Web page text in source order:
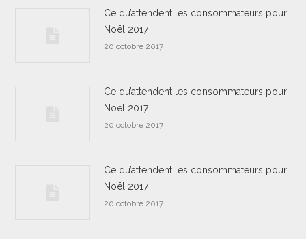
Ce qu’attendent les consommateurs pour
Noël 2017
20 octobre 2017
Ce qu’attendent les consommateurs pour
Noël 2017
20 octobre 2017
Ce qu’attendent les consommateurs pour
Noël 2017
20 octobre 2017